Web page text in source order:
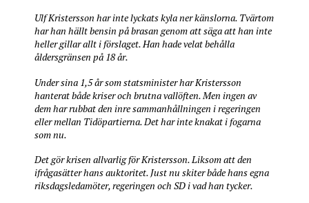
Ulf Kristersson har inte lyckats kyla ner känslorna. Tvärtom
har han hällt bensin på brasan genom att säga att han inte
heller gillar allt i förslaget. Han hade velat behålla
åldersgränsen på 18 år.
Under sina 1,5 år som statsminister har Kristersson
hanterat både kriser och brutna vallöften. Men ingen av
dem har rubbat den inre sammanhållningen i regeringen
eller mellan Tidöpartierna. Det har inte knakat i fogarna
som nu.
Det gör krisen allvarlig för Kristersson. Liksom att den
ifrågasätter hans auktoritet. Just nu skiter både hans egna
riksdagsledamöter, regeringen och SD i vad han tycker.